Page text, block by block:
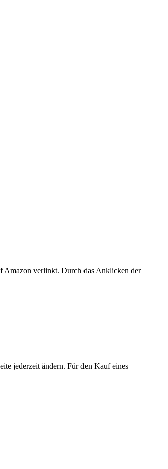
Amazon verlinkt. Durch das Anklicken der
jederzeit ändern. Für den Kauf eines